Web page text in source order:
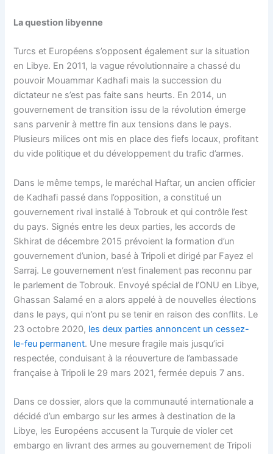
La question libyenne
Turcs et Européens s’opposent également sur la situation
en Libye. En 2011, la vague révolutionnaire a chassé du
pouvoir Mouammar Kadhafi mais la succession du
dictateur ne s’est pas faite sans heurts. En 2014, un
gouvernement de transition issu de la révolution émerge
sans parvenir à mettre fin aux tensions dans le pays.
Plusieurs milices ont mis en place des fiefs locaux, profitant
du vide politique et du développement du trafic d’armes.
Dans le même temps, le maréchal Haftar, un ancien officier
de Kadhafi passé dans l’opposition, a constitué un
gouvernement rival installé à Tobrouk et qui contrôle l’est
du pays. Signés entre les deux parties, les accords de
Skhirat de décembre 2015 prévoient la formation d’un
gouvernement d’union, basé à Tripoli et dirigé par Fayez el
Sarraj. Le gouvernement n’est finalement pas reconnu par
le parlement de Tobrouk. Envoyé spécial de l’ONU en Libye,
Ghassan Salamé en a alors appelé à de nouvelles élections
dans le pays, qui n’ont pu se tenir en raison des conflits. Le
23 octobre 2020, les deux parties annoncent un cessez-
le-feu permanent. Une mesure fragile mais jusqu’ici
respectée, conduisant à la réouverture de l’ambassade
française à Tripoli le 29 mars 2021, fermée depuis 7 ans.
Dans ce dossier, alors que la communauté internationale a
décidé d’un embargo sur les armes à destination de la
Libye, les Européens accusent la Turquie de violer cet
embargo en livrant des armes au gouvernement de Tripoli